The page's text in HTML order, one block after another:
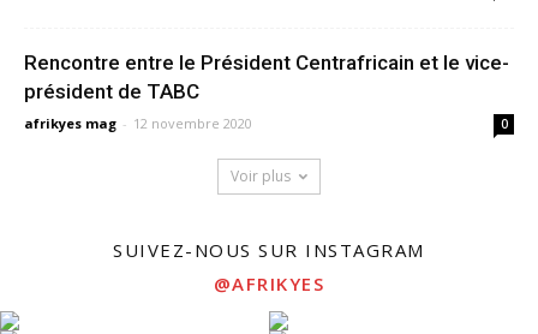
Rencontre entre le Président Centrafricain et le vice-
président de TABC
afrikyes mag - 12 novembre 2020 0
Voir plus
SUIVEZ-NOUS SUR INSTAGRAM
@AFRIKYES